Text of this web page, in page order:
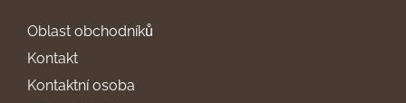
Oblast obchodníků
Kontakt
Kontaktní osoba